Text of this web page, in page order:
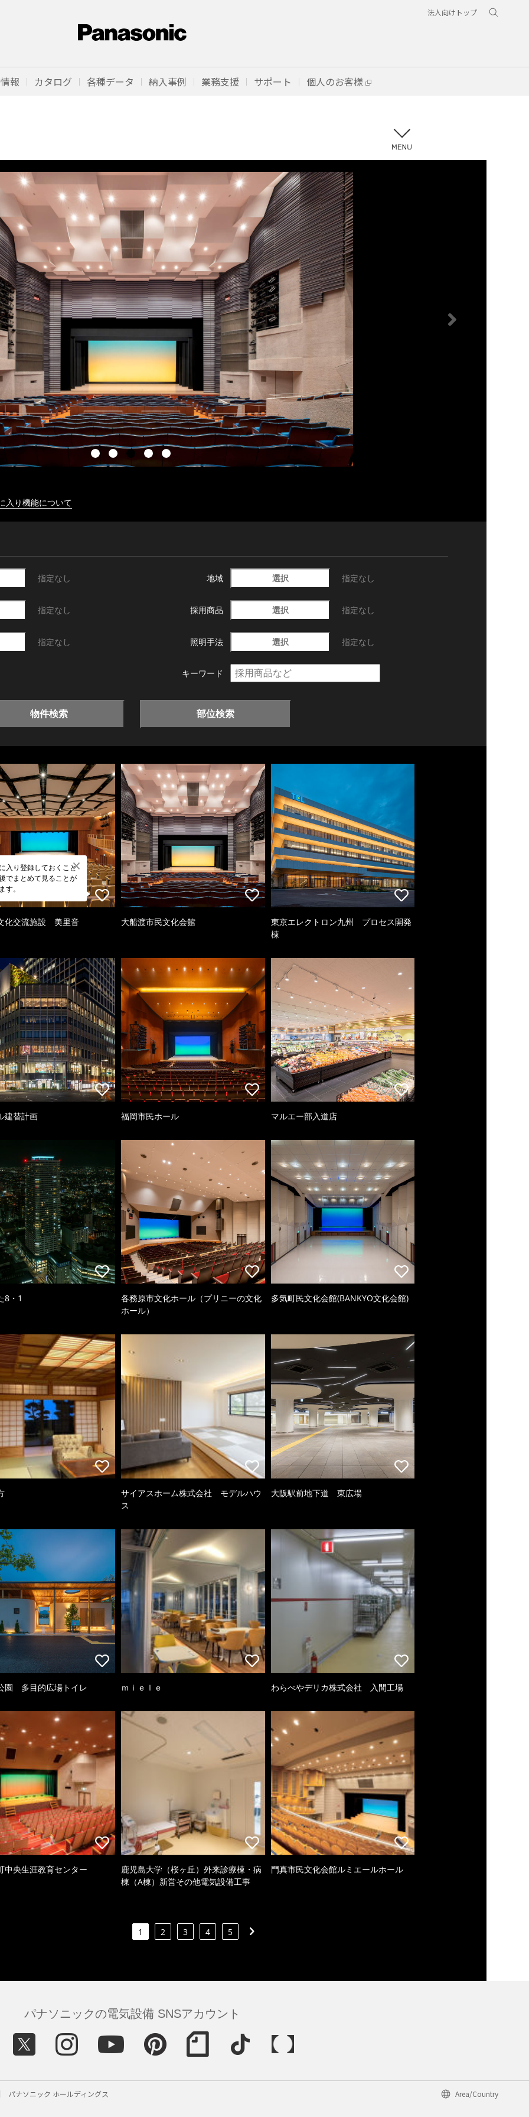
法人向けトップ
報 カタログ 各種データ 納入事例 業務支援 サポート 個人のお客様
入り機能について
指定なし 地域 選択 指定なし
指定なし 採用商品 選択 指定なし
指定なし 照明手法 選択 指定なし
キーワード
物件検索 部位検索
入り登録しておくこと
でまとめて見ることが
す。
化交流施設 美里音 大船渡市民文化会館
東京エレクトロン九州 プロセス開発
棟
建替計画 福岡市民ホール マルエー部入道店
8・1
各務原市文化ホール（プリニーの文化
ホール）
多気町民文化会館(BANKYO文化会館)
サイアスホーム株式会社 モデルハウ
ス
大阪駅前地下道 東広場
園 多目的広場トイレ ｍｉｅｌｅ わらべやデリカ株式会社 入間工場
中央生涯教育センター
鹿児島大学（桜ヶ丘）外来診療棟・病
棟（A棟）新営その他電気設備工事
門真市民文化会館ルミエールホール
1 2 3 4 5
パナソニックの電気設備 SNSアカウント
パナソニック ホールディングス Area/Country